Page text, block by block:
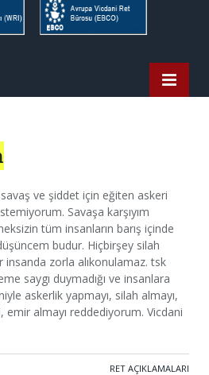
ve şiddet için eğiten askeri
Savaşa karşıyım
tüm insanların barış içinde
budur. Hiçbirşey silah
zorla alıkonulamaz. tsk
saygı duymadığı ve insanlara
askerlik yapmayı, silah almayı,
emir almayı reddediyorum. Vicdani
RET AÇIKLAMALARI